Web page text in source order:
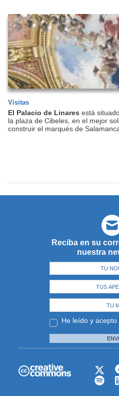
Visitas
El Palacio de Linares está
la plaza de Cibeles, en el mejor
construir el marqués de
Reciba en su
nuestra
He leído y acepto